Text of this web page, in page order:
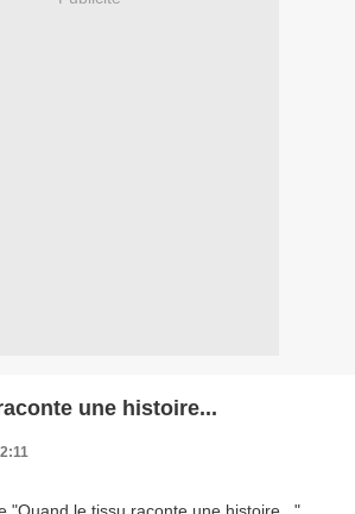
une histoire...